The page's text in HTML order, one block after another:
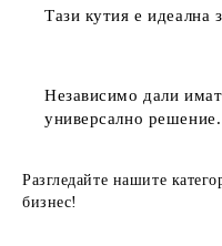
Тази кутия е идеална
Независимо дали
универсално решение.
Разгледайте нашите
бизнес!